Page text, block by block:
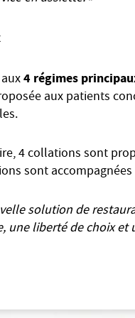
4 régimes
aux patients
4 collations sont
sont
solution de
une liberté de choix